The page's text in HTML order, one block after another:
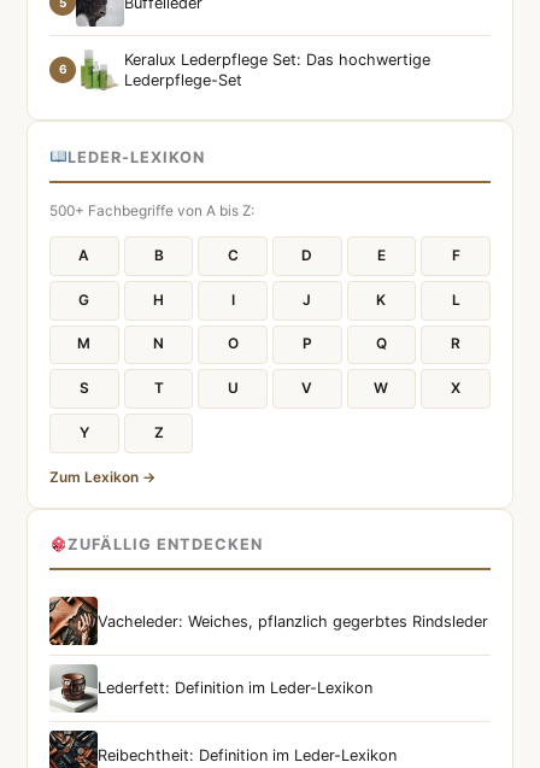
6
Keralux Lederpflege Set: Das hochwertige
Lederpflege-Set
LEDER-LEXIKON
500+ Fachbegriffe von A bis Z:
A B C D E F
G H I J K L
M N O P Q R
S T U V W X
Y Z
Zum Lexikon →
ZUFÄLLIG ENTDECKEN
Vacheleder: Weiches, pflanzlich gegerbtes Rindsleder
Lederfett: Definition im Leder-Lexikon
Reibechtheit: Definition im Leder-Lexikon